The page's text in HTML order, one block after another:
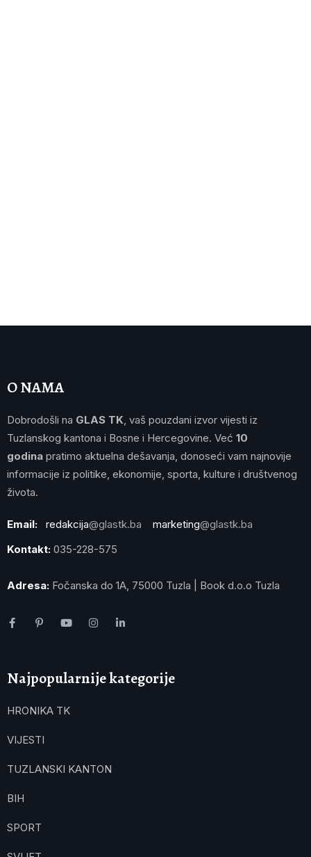
O NAMA
Dobrodošli na GLAS TK , vaš pouzdani izvor vijesti iz
Tuzlanskog kantona i Bosne i Hercegovine. Već 10
godina pratimo aktuelna dešavanja, donoseći vam najnovije
informacije iz politike, ekonomije, sporta, kulture i društvenog
života.
Email: redakcija@glastk.ba marketing@glastk.ba
Kontakt: 035-228-575
Adresa: Fočanska do 1A, 75000 Tuzla | Book d.o.o Tuzla
Najpopularnije kategorije
HRONIKA TK
VIJESTI
TUZLANSKI KANTON
BIH
SPORT